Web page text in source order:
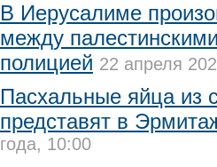
В Иерусалиме
между
полицией 22 апреля
Пасхальные яйца из
представят в
года, 10:00